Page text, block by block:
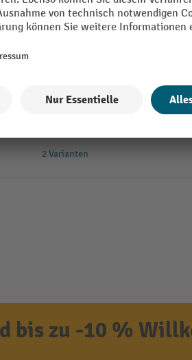
WERA Ringmaulschlüsselsatz
dank kleinem
Ringseite um 15°
Maulseite um 7,5 °
2 Varianten
bis zu -10 %